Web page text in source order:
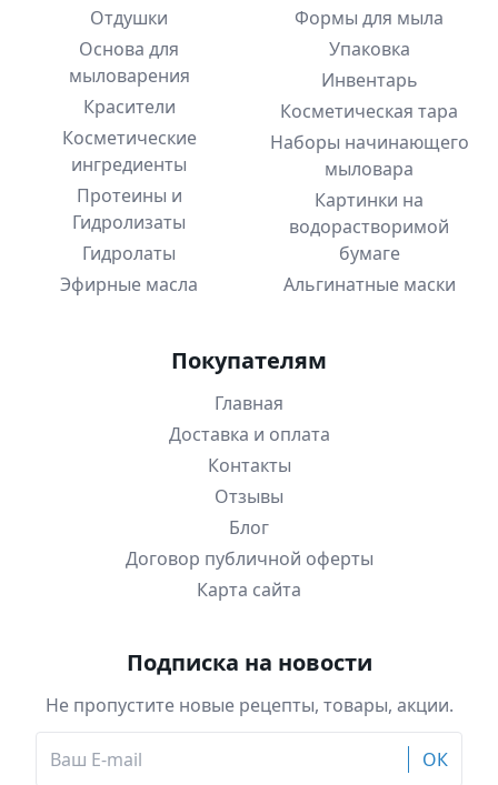
Отдушки
Основа для
мыловарения
Красители
Косметические
ингредиенты
Протеины и
Гидролизаты
Гидролаты
Эфирные масла
Формы для мыла
Упаковка
Инвентарь
Косметическая тара
Наборы начинающего
мыловара
Картинки на
водорастворимой
бумаге
Альгинатные маски
Покупателям
Главная
Доставка и оплата
Контакты
Отзывы
Блог
Договор публичной оферты
Карта сайта
Подписка на новости
Не пропустите новые рецепты, товары, акции.
ОК